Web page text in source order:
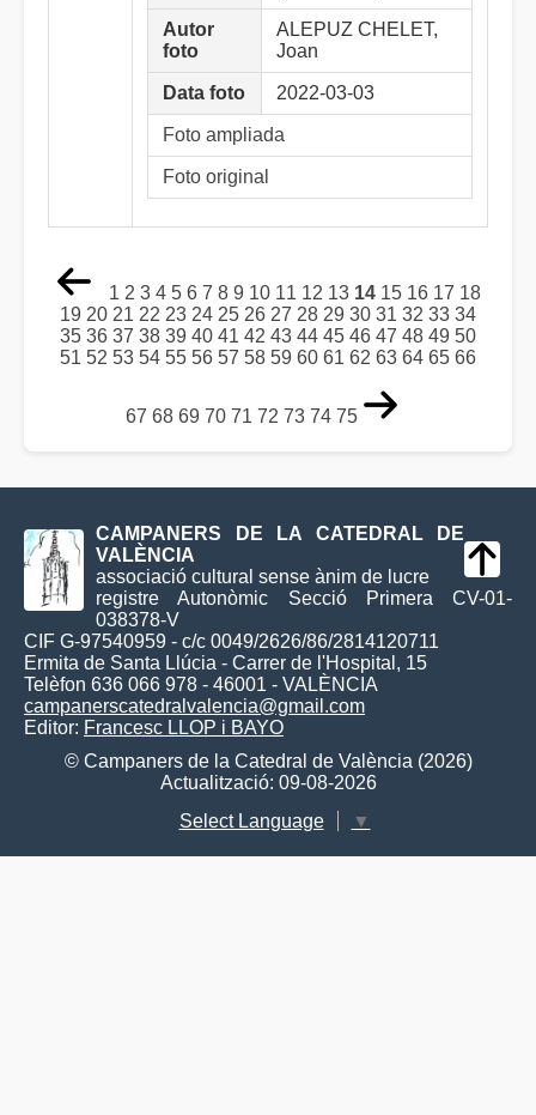
Autor
foto
ALEPUZ CHELET,
Joan
Data foto 2022-03-03
Foto ampliada
Foto original
1 2 3 4 5 6 7 8 9 10 11 12 13 14 15 16 17 18
19 20 21 22 23 24 25 26 27 28 29 30 31 32 33 34
35 36 37 38 39 40 41 42 43 44 45 46 47 48 49 50
51 52 53 54 55 56 57 58 59 60 61 62 63 64 65 66
67 68 69 70 71 72 73 74 75
CAMPANERS DE LA CATEDRAL DE
VALÈNCIA
associació cultural sense ànim de lucre
registre Autonòmic Secció Primera CV-01-
038378-V
CIF G-97540959 - c/c 0049/2626/86/2814120711
Ermita de Santa Llúcia - Carrer de l'Hospital, 15
Telèfon 636 066 978 - 46001 - VALÈNCIA
campanerscatedralvalencia@gmail.com
Editor: Francesc LLOP i BAYO
© Campaners de la Catedral de València (2026)
Actualització: 09-08-2026
Select Language
▼